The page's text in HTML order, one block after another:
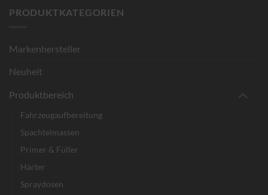
PRODUKTKATEGORIEN
Markenhersteller
Neuheit
Produktbereich
Fahrzeugaufbereitung
Spachtelmassen
Primer & Füller
Härter
Spraydosen